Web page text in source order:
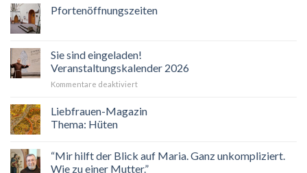
Pfortenöffnungszeiten
Sie sind eingeladen!
Veranstaltungskalender 2026
Kommentare deaktiviertfür
sind
eingeladen!
Liebfrauen-Magazin
Thema: Hüten
“Mir hilft der Blick auf Maria. Ganz unkompliziert.
Wie zu einer Mutter.”